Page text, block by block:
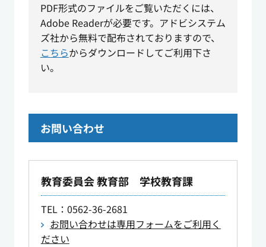
PDF形式のファイルをご覧いただくには、
Adobe Readerが必要です。アドビシステム
ズ社から無料で配布されておりますので、
こちらからダウンロードしてご利用下さ
い。
お問い合わせ
教育委員会 教育部 学校教育課
TEL：0562-36-2681
お問い合わせは専用フォームをご利用く
ださい